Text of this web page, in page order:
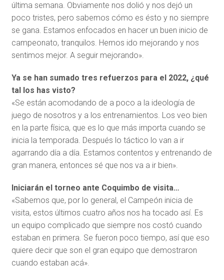
última semana. Obviamente nos dolió y nos dejó un
poco tristes, pero sabemos cómo es ésto y no siempre
se gana. Estamos enfocados en hacer un buen inicio de
campeonato, tranquilos. Hemos ido mejorando y nos
sentimos mejor. A seguir mejorando».
Ya se han sumado tres refuerzos para el 2022, ¿qué
tal los has visto?
«Se están acomodando de a poco a la ideología de
juego de nosotros y a los entrenamientos. Los veo bien
en la parte física, que es lo que más importa cuando se
inicia la temporada. Después lo táctico lo van a ir
agarrando día a día. Estamos contentos y entrenando de
gran manera, entonces sé que nos va a ir bien».
Iniciarán el torneo ante Coquimbo de visita…
«Sabemos que, por lo general, el Campeón inicia de
visita, estos últimos cuatro años nos ha tocado así. Es
un equipo complicado que siempre nos costó cuando
estaban en primera. Se fueron poco tiempo, así que eso
quiere decir que son el gran equipo que demostraron
cuando estaban acá».